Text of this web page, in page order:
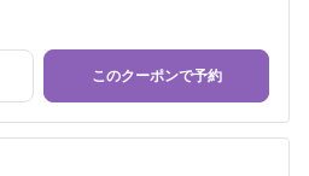
このクーポンで予約